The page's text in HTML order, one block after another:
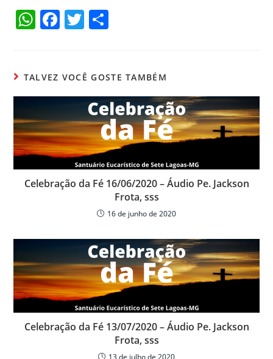
W
s
A
p
p
F
e
b
o
o
k
T
er p
ar
til
h
ar
TALVEZ VOCÊ GOSTE TAMBÉM
Celebração da Fé 16/06/2020 – Áudio Pe. Jackson
Frota, sss
16 de junho de 2020
Celebração da Fé 13/07/2020 – Áudio Pe. Jackson
Frota, sss